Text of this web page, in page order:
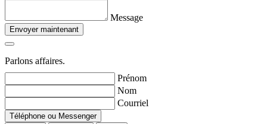
Message
Envoyer maintenant
Parlons affaires.
Prénom
Nom
Courriel
Téléphone ou Messenger